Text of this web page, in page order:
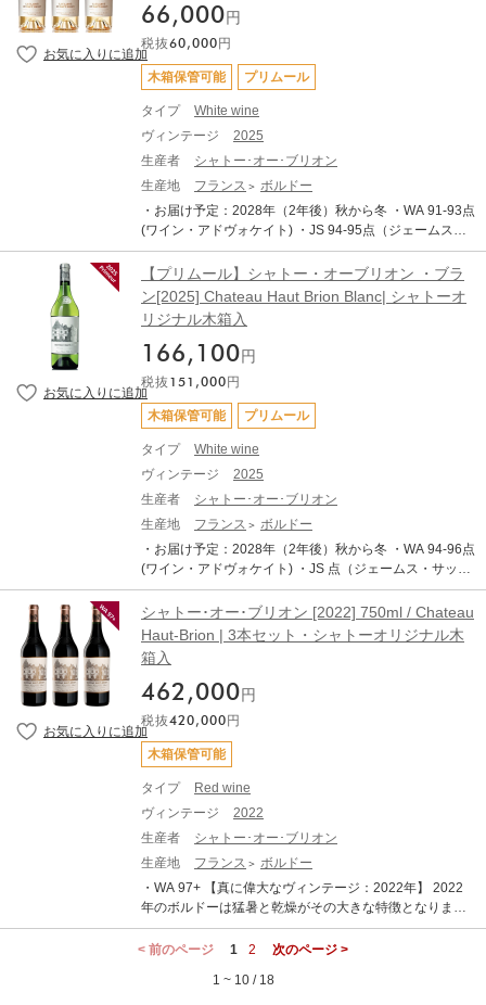
ン・フィリップ・デルマスが担っています。 シャトー・
オーブリオン、シャトー・オーブリオン・ブラン、シャ
トー・ラミッション・オーブリオン、シャトー・ラ・ミ
ッション・オーブリオン・ブラン、これに2011年に加わ
ったクイントゥスが、オーブリオンの哲学であるエキイ
ブレ（均衡）、コンプレシテ（複雑さ）、エレガンス
（優雅さ）を保ちながら、同じチームによって生み出さ
れています。 そして2025年。このヴィンテージは、極端
出した年となりました。干ばつを伴う厳しい環境のもと
でブドウは小粒となり、収量は限られながらも極めて高
い潜在力を蓄えました。収穫は早期に開始されながらも
乾燥の影響によりゆっくりと進行し、忍耐強い判断のも
とで最適な熟度を見極めることが重要となりました。コ
ントラストに富んだ一年でありながら、その結果は比類
なき品質へと結実し、シャトー・オー・ブリオンの歴史
の中でも特筆すべきヴィンテージへと向かっています。
収穫は白ワインが8月14日から21日、赤ワインが9月1日
から18日にかけて行われました。 2025年のアッサンブ
ラージュは、メルロー62%、カベルネ・ソーヴィニヨン2
6.2%、カベルネ・フラン11.8%。アルコール度数は約13.
05%。新樽比率は59%で、精密かつ抑制の効いたスタイ
ルが追求されています。 グラスから立ち上がるのは、控
えめで非常に洗練されたアロマ。次第に花のニュアンス
が広がり、黒系果実やチェリー、さらにはユーカリのよ
うな爽やかな香りが重なります。口に含むと、ワインは
驚くほど精密で、緻密に編み込まれた構造がしなやかに
広がります。中盤にはフレッシュな果実味が現れ、繊細
なタンニンが全体にエネルギーと躍動感を与えます。や
伴って展開し、圧倒的な長さをもつフィニッシュへと続
きます。 シャトー・オー・ブリオン2025。それは、エレ
ガンスと深み、静かな力強さと限りない余韻が共存する
ヴィンテージ。時を超えて存在し続けるこのシャトーの
本質を、純粋かつ精密に映し出した一本です。 【2025年
ボルドー総評】 「極限の気候下で磨き抜かれた凝縮とエ
レガンスが交錯する、21世紀のニュークラシック」 202
5年は、過去50年で最低水準となる歴史的な低収量と、
ボルドーが長年培ってきた最新のアグロノミー（農業技
術）が交差し、不要な要素がすべて削ぎ落とされた「絶
対的純度」を誇るヴィンテージとなりました。記録的な
熱波と干ばつに見舞われながらも、アルコール度数は13.
5〜14.0%というクラシックな数値に着地しました。極限
の凝縮感を持ちながらも、過熟感のない鮮烈なフレッシ
倒的な長期熟成ポテンシャルと、2018年、2019年、202
0年の三部作や真に偉大な2022年のような現代の精緻さ
後のボルドーワインの礎となるでしょう。一方で、生産
量は例年の半分程度（25〜30 hl/ha）に落ち込んでいる
輸入費用や税金を含めた総額です、追加費用はございま
せん。 ・写真はイメージです。 シャトー・オーブリオン
は1855年のメドックの格付けで唯一メドック以外の地区
から第一級に格付けされたシャトーです。その歴史はロ
ーマ帝国の時代にまで遡り、中世には既に卓越したワイ
ンを生み出すシャトーとして世に広く知られていまし
た。 18世紀末、当時の駐仏大使で後に初代アメリカ大統
領となるトマス・ジェファーソンがシャトーを訪問し、
その素晴らしさに感銘を受けルイジアナの自宅に6ケース
のオーブリオンを持ち帰った逸話は特に有名です。1935
年ニューヨークの銀行家クラレンス・ディロンがシャト
ーを買収、1983年にはオーブリオンの向かいに位置し、
オーブリオンを傘下に収めています。現在はその曾孫に
あたるルクセンブク皇太子プリンス・ロベールが、傘下
に納める全シャトーを統括。そのワイン造りは3世代に渡
ってオーブリオンを支えてきたデルマス家の3代目ジャ
ン・フィリップ・デルマスが担っています。 シャトー・
オーブリオン、シャトー・オーブリオン・ブラン、シャ
トー・ラミッション・オーブリオン、シャトー・ラ・ミ
ッション・オーブリオン・ブラン、これに2011年に加わ
ったクイントゥスが、オーブリオンの哲学であるエキイ
（優雅さ）を保ちながら、同じチームによって生み出さ
れています。 そして2025年。このヴィンテージは、極端
な気候条件の中で「純度と静謐な力強さ」を見事に描き
出した年となりました。干ばつを伴う厳しい環境のもと
い潜在力を蓄えました。収穫は早期に開始されながらも
乾燥の影響によりゆっくりと進行し、忍耐強い判断のも
とで最適な熟度を見極めることが重要となりました。コ
ントラストに富んだ一年でありながら、その結果は比類
なき品質へと結実し、シャトー・オー・ブリオンの歴史
の中でも特筆すべきヴィンテージへと向かっています。
から18日にかけて行われました。 2025年のアッサンブ
ラージュは、メルロー62%、カベルネ・ソーヴィニヨン2
6.2%、カベルネ・フラン11.8%。アルコール度数は約13.
05%。新樽比率は59%で、精密かつ抑制の効いたスタイ
ルが追求されています。 グラスから立ち上がるのは、控
えめで非常に洗練されたアロマ。次第に花のニュアンス
が広がり、黒系果実やチェリー、さらにはユーカリのよ
うな爽やかな香りが重なります。口に含むと、ワインは
驚くほど精密で、緻密に編み込まれた構造がしなやかに
広がります。中盤にはフレッシュな果実味が現れ、繊細
なタンニンが全体にエネルギーと躍動感を与えます。や
がて味わいは球体的に広がりながら、力強さと持続性を
伴って展開し、圧倒的な長さをもつフィニッシュへと続
きます。 シャトー・オー・ブリオン2025。それは、エレ
ヴィンテージ。時を超えて存在し続けるこのシャトーの
66,000 円
税抜60,000 円
木箱保管可能 プリムール
タイプ
White wine
ヴィンテージ
2025
生産者
シャトー･オー･ブリオン
生産地
フランス
ボルドー
・お届け予定：2028年（2年後）秋から冬 ・WA 91-93点
(ワイン・アドヴォケイト) ・JS 94-95点（ジェームス・
サックリング） ・AG 点 (アントーニオ・ガッローニ) ・T
ERRADA WINE STORAGEへのお預け入れが可能です。
・TERRADA WINE STORAGE 限定サービス「木箱保
管」 対象商品です。 ・日本への輸送は低温管理された船
便（リーファー輸送）を使用します。 ・表示価格は各種
輸入費用や税金を含めた総額です、追加費用はございま
せん。 ・写真はイメージです。 シャトー・オーブリオン
は1855年のメドックの格付けで唯一メドック以外の地区
から第一級に格付けされたシャトーです。その歴史はロ
ーマ帝国の時代にまで遡り、中世には既に卓越したワイ
ンを生み出すシャトーとして世に広く知られていまし
た。 18世紀末、当時の駐仏大使で後に初代アメリカ大統
領となるトマス・ジェファーソンがシャトーを訪問し、
その素晴らしさに感銘を受けルイジアナの自宅に6ケース
のオーブリオンを持ち帰った逸話は特に有名です。1935
年ニューヨークの銀行家クラレンス・ディロンがシャト
ーを買収、1983年にはオーブリオンの向かいに位置し、
オーブリオンを傘下に収めています。現在はその曾孫に
あたるルクセンブク皇太子プリンス・ロベールが、傘下
に納める全シャトーを統括。そのワイン造りは3世代に渡
ってオーブリオンを支えてきたデルマス家の3代目ジャ
ン・フィリップ・デルマスが担っています。 シャトー・
オーブリオン、シャトー・オーブリオン・ブラン、シャ
トー・ラミッション・オーブリオン、シャトー・ラ・ミ
ッション・オーブリオン・ブラン、これに2011年に加わ
ったクイントゥスが、オーブリオンの哲学であるエキイ
（優雅さ）を保ちながら、同じチームによって生み出さ
れています。 そして2025年。このヴィンテージは、極端
な気候条件の中で「純度と静かな力強さ」を際立たせた
年となりました。長い歴史に支えられた砂利質テロワー
縮度を高めながらも、卓越したポテンシャルを備えて成
熟。収穫は早期に始まり、干ばつの影響によりゆっくり
と進行しながらも、忍耐強い判断によって最適なタイミ
ングが見極められました。白ワインの収穫は8月14日か
ら21日、極めて精密な作業のもとで行われています。
【プリムール】シャトー・オーブリオン ・ブラ
ン[2025] Chateau Haut Brion Blanc| シャトーオ
リジナル木箱入
166,100 円
税抜 151,000 円
木箱保管可能 プリムール
タイプ
White wine
ヴィンテージ
2025
生産者
シャトー･オー･ブリオン
生産地
フランス
ボルドー
・お届け予定：2028年（2年後）秋から冬 ・WA 94-96点
(ワイン・アドヴォケイト) ・JS 点（ジェームス・サック
リング） ・AG 点 (アントーニオ・ガッローニ) ・TERRA
DA WINE STORAGEへのお預け入れが可能です。 ・TER
RADA WINE STORAGE 限定サービス「木箱保管」 対象
商品です。 ・日本への輸送は低温管理された船便（リー
ファー輸送）を使用します。 ・表示価格は各種輸入費用
や税金を含めた総額です、追加費用はございません。 ・
写真はイメージです。 シャトー・オーブリオンは1855年
のメドックの格付けで唯一メドック以外の地区から第一
級に格付けされたシャトーです。その歴史はローマ帝国
の時代にまで遡り、中世には既に卓越したワインを生み
出すシャトーとして世に広く知られていました。 18世紀
末、当時の駐仏大使で後に初代アメリカ大統領となるト
マス・ジェファーソンがシャトーを訪問し、その素晴ら
しさに感銘を受けルイジアナの自宅に6ケースのオーブリ
オンを持ち帰った逸話は特に有名です。1935年ニューヨ
ークの銀行家クラレンス・ディロンがシャトーを買収、1
983年にはオーブリオンの向かいに位置し、オーブリオ
ンを傘下に収めています。現在はその曾孫にあたるルク
センブク皇太子プリンス・ロベールが、傘下に納める全
シャトーを統括。そのワイン造りは3世代に渡ってオーブ
シャトー･オー･ブリオン [2022] 750ml / Chateau
Haut-Brion | 3本セット・シャトーオリジナル木
箱入
462,000 円
税抜420,000 円
木箱保管可能
タイプ
Red wine
ヴィンテージ
2022
生産者
シャトー･オー･ブリオン
生産地
フランス
ボルドー
・WA 97+ 【真に偉大なヴィンテージ：2022年】 2022
年のボルドーは猛暑と乾燥がその大きな特徴となりまし
たが、各生産者は最終的に驚くべき深みと濃縮度に、逆
説的とも言えるフレッシュさとエレガンスを兼ね備えた
ィンテージの条件として、迅速で均一な開花と結実、温
< 前のページ 1 2
次のページ >
1 ~ 10 / 18